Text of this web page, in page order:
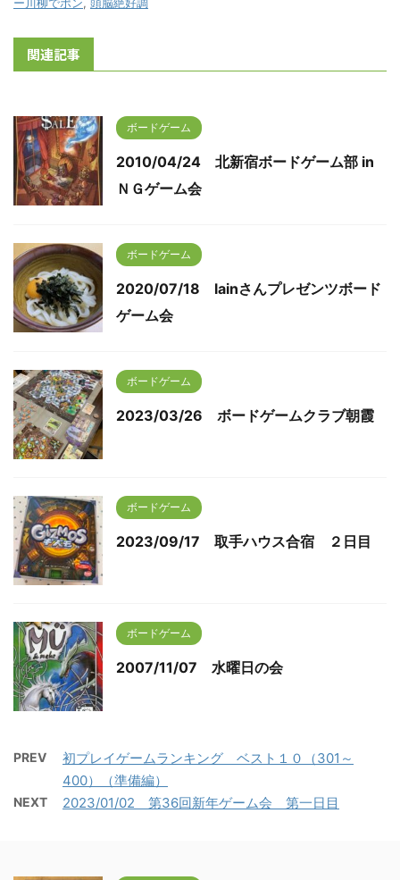
関連記事
ボードゲーム
2010/04/24 北新宿ボードゲーム部 in
ＮＧゲーム会
ボードゲーム
2020/07/18 lainさんプレゼンツボード
ゲーム会
ボードゲーム
2023/03/26 ボードゲームクラブ朝霞
ボードゲーム
2023/09/17 取手ハウス合宿 ２日目
ボードゲーム
2007/11/07 水曜日の会
PREV
初プレイゲームランキング ベスト１０（301～
400）（準備編）
NEXT 2023/01/02 第36回新年ゲーム会 第一日目